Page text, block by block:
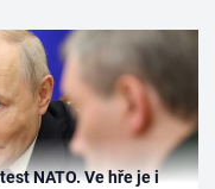
NATO. Ve hře je i